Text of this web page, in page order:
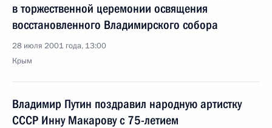
в торжественной церемонии освящения
восстановленного Владимирского собора
28 июля 2001 года, 13:00
Крым
Владимир Путин поздравил народную артистку
СССР Инну Макарову с 75-летием